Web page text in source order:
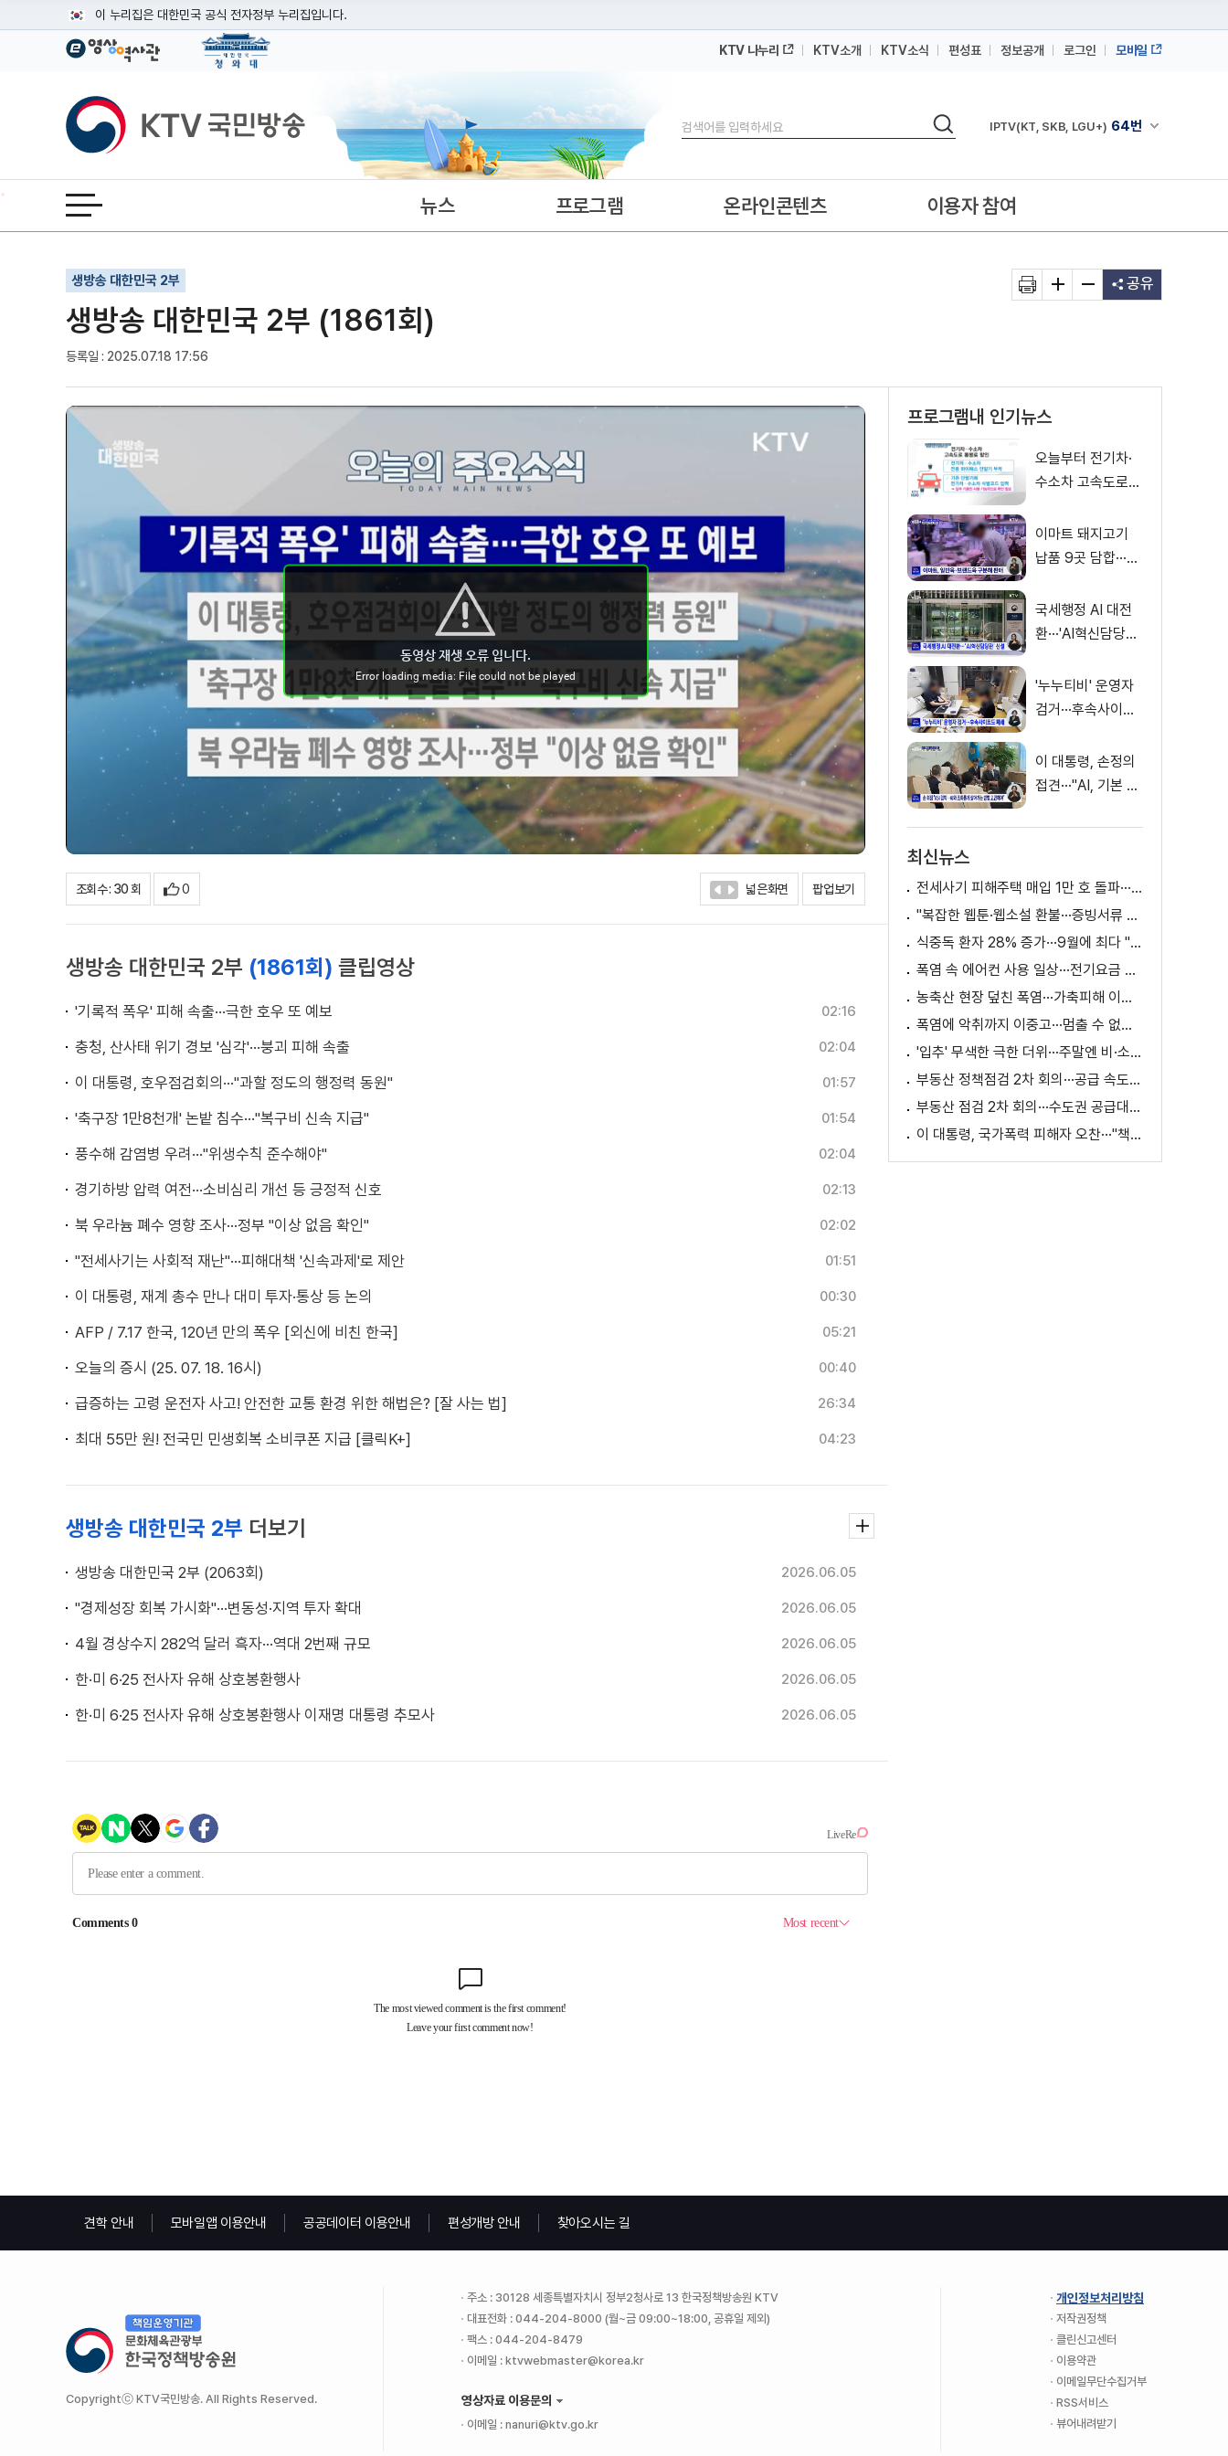
이 누리집은 대한민국 공식 전자정부 누리집입니다.
공식 누리집 주소 확인하기
이밖에 or.kr 또는 .kr등 다른 도메인 주소를 사용하고 있다면 아래 URL에서 도메인 주소를 확인해 보세요
운영중인 공식 누리집보기
KTV 나누리 KTV소개 KTV소식 편성표 정보공개 로그인 모바일
KTV국민방송
검색
검색 채널안내 펼쳐
IPTV(KT, SKB, LGU+) 64번
IPTV(KT, SKB, LGU+)
전체메뉴 열기 뉴스 프로그램 온라인콘텐츠 이용자 참여
생방송 대한민국 2부
생방송 대한민국 2부 (1861회)
등록일 : 2025.07.18 17:56
기사인쇄
글자확대
글자축소 공유
조회수 : 30 회 0 넓은화면 팝업보기
생방송 대한민국 2부 (1861회) 클립영상
'기록적 폭우' 피해 속출···극한 호우 또 예보 02:16
충청, 산사태 위기 경보 '심각'···붕괴 피해 속출 02:04
이 대통령, 호우점검회의···"과할 정도의 행정력 동원" 01:57
'축구장 1만8천개' 논밭 침수···"복구비 신속 지급" 01:54
풍수해 감염병 우려···"위생수칙 준수해야" 02:04
경기하방 압력 여전···소비심리 개선 등 긍정적 신호 02:13
북 우라늄 폐수 영향 조사···정부 "이상 없음 확인" 02:02
"전세사기는 사회적 재난"···피해대책 '신속과제'로 제안 01:51
이 대통령, 재계 총수 만나 대미 투자·통상 등 논의 00:30
AFP / 7.17 한국, 120년 만의 폭우 [외신에 비친 한국] 05:21
오늘의 증시 (25. 07. 18. 16시) 00:40
급증하는 고령 운전자 사고! 안전한 교통 환경 위한 해법은? [잘 사는 법] 26:34
최대 55만 원! 전국민 민생회복 소비쿠폰 지급 [클릭K+] 04:23
생방송 대한민국 2부 더보기
생방송 대한민국 2부 (2063회) 2026.06.05
"경제성장 회복 가시화"···변동성·지역 투자 확대 2026.06.05
4월 경상수지 282억 달러 흑자···역대 2번째 규모 2026.06.05
한·미 6·25 전사자 유해 상호봉환행사 2026.06.05
한·미 6·25 전사자 유해 상호봉환행사 이재명 대통령 추모사 2026.06.05
프로그램내 인기뉴스
오늘부터 전기차·
수소차 고속도로
이마트 돼지고기
납품 9곳 담합···과
국세행정 AI 대전
환···'AI혁신담당관'
'누누티비' 운영자
검거···후속사이트
이 대통령, 손정의
접견···"AI, 기본 인
최신뉴스
전세사기 피해주택 매입 1만 호 돌파···피해 지원 속도
"복잡한 웹툰·웹소설 환불···증빙서류 요구까지"
식중독 환자 28% 증가···9월에 최다 "입추 방심 금물"
폭염 속 에어컨 사용 일상···전기요금 줄이려면?
농축산 현장 덮친 폭염···가축피해 이틀 새 28만 마리↑
폭염에 악취까지 이중고···멈출 수 없는 필수노동
'입추' 무색한 극한 더위···주말엔 비·소나기
부동산 정책점검 2차 회의···공급 속도전 본격화하나
부동산 점검 2차 회의···수도권 공급대책 논의
이 대통령, 국가폭력 피해자 오찬···"책임지고 치유"
견학 안내 모바일앱 이용안내 공공데이터 이용안내 편성개방 안내 찾아오시는 길
Copyrightⓒ KTV국민방송. All Rights Reserved.
주소 : 30128 세종특별자치시 정부2청사로 13 한국정책방송원 KTV
대표전화 : 044-204-8000 (월~금 09:00~18:00, 공휴일 제외)
팩스 : 044-204-8479
이메일 : ktvwebmaster@korea.kr
영상자료 이용문의
이메일 : nanuri@ktv.go.kr
개인정보처리방침
저작권정책
클린신고센터
이용약관
이메일무단수집거부
RSS서비스
뷰어내려받기